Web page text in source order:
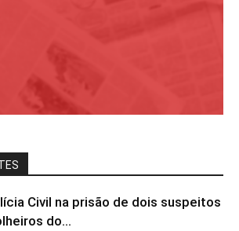
Civil na prisão de dois suspeitos
do...